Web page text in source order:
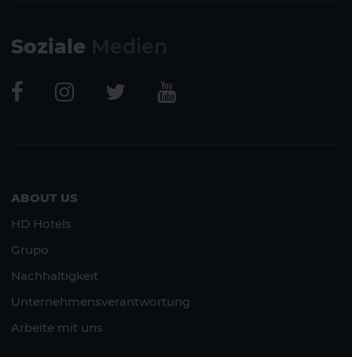
Soziale
ABOUT US
HD Hotels
Grupo
Nachhaltigkeit
Unternehmensverantwortung
Arbeite mit uns